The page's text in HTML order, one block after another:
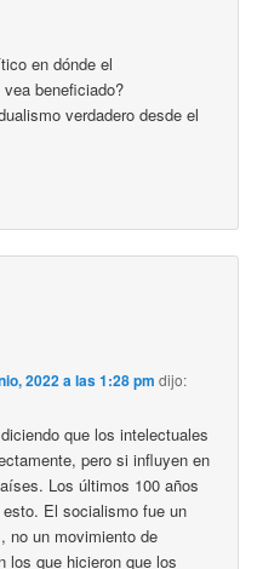
en dónde el
beneficiado?
verdadero desde el
2022 a las 1:28 pm dijo:
que los intelectuales
pero si influyen en
Los últimos 100 años
El socialismo fue un
no un movimiento de
los que hicieron que los